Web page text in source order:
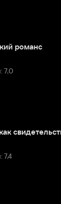
романс
7,0
7,4